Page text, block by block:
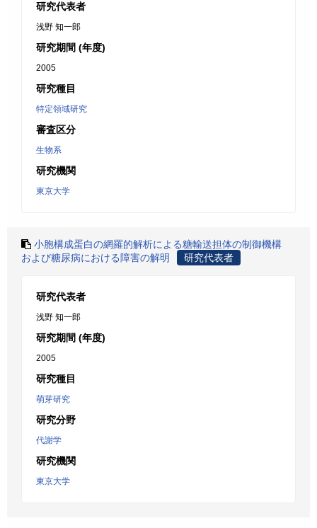
研究代表者
浅野 知一郎
研究期間 (年度)
2005
研究種目
特定領域研究
審査区分
生物系
研究機関
東京大学
小胞構成蛋白の網羅的解析による糖輸送担体の制御機構
および糖尿病における障害の解明
研究代表者
研究代表者
浅野 知一郎
研究期間 (年度)
2005
研究種目
萌芽研究
研究分野
代謝学
研究機関
東京大学